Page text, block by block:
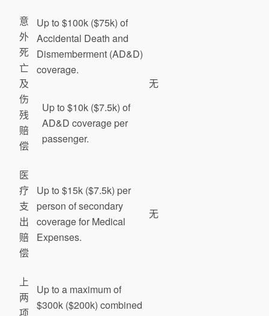
意
外
死
亡
及
伤
残
赔
偿
Up to $100k ($75k) of
Accidental Death and
Dismemberment (AD&D)
coverage.
无
Up to $10k ($7.5k) of
AD&D coverage per
passenger.
医
疗
支
出
赔
偿
Up to $15k ($7.5k) per
person of secondary
coverage for Medical
Expenses.
无
上
两
项
Up to a maximum of
$300k ($200k) combined